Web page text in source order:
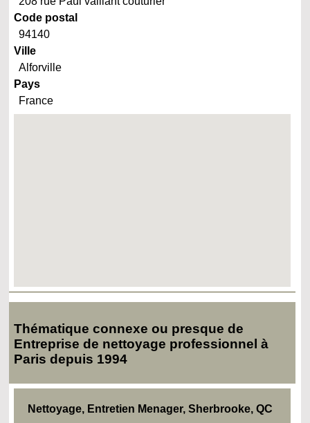
Code postal
94140
Ville
Alforville
Pays
France
Thématique connexe ou presque de
Entreprise de nettoyage professionnel à
Paris depuis 1994
Nettoyage, Entretien Menager, Sherbrooke, QC